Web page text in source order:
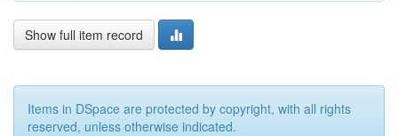
Show full item record
Items in DSpace are protected by copyright, with all rights
reserved, unless otherwise indicated.